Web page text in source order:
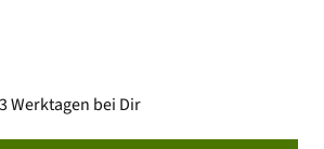
Werktagen bei Dir